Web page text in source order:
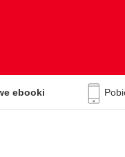
ebooki